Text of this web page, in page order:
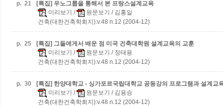
p. 21
[특집] 우노그룹을 통해서 본 프랑스설계교육
미리보기 / 원문보기 / 김홍일
건축(대한건축학회지):v.48 n.12 (2004-12)
p. 25 [특집] 그들에게서 배운 점 미국 건축대학원 설계교육의 교훈
미리보기 / 원문보기 / 정태용
건축(대한건축학회지):v.48 n.12 (2004-12)
p. 30
[특집] 한양대학교 - 싱가포르국립대학교 공동강의 프로그램과 설계교
미리보기 / 원문보기 / 김용승
건축(대한건축학회지):v.48 n.12 (2004-12)